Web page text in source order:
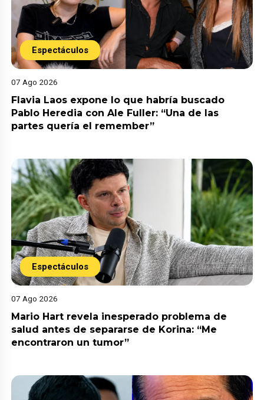
Espectáculos
07 Ago 2026
Flavia Laos expone lo que habría buscado
Pablo Heredia con Ale Fuller: “Una de las
partes quería el remember”
Espectáculos
07 Ago 2026
Mario Hart revela inesperado problema de
salud antes de separarse de Korina: “Me
encontraron un tumor”